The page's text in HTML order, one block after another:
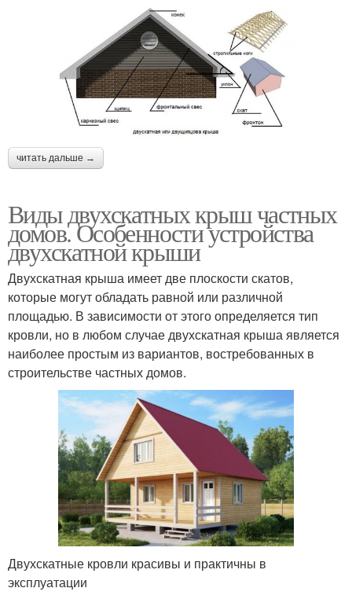
читать дальше →
Виды двухскатных крыш частных
домов. Особенности устройства
двухскатной крыши
Двухскатная крыша имеет две плоскости скатов,
которые могут обладать равной или различной
площадью. В зависимости от этого определяется тип
кровли, но в любом случае двухскатная крыша является
наиболее простым из вариантов, востребованных в
строительстве частных домов.
Двухскатные кровли красивы и практичны в
эксплуатации